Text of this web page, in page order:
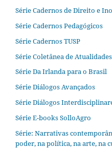
Série Cadernos de Direito e
Série Cadernos Pedagógicos
Série Cadernos TUSP
Série Coletânea de
Série Da Irlanda para o Brasil
Série Diálogos Avançados
Série Diálogos
Série E-books SolloAgro
Série: Narrativas
poder, na política, na arte, na